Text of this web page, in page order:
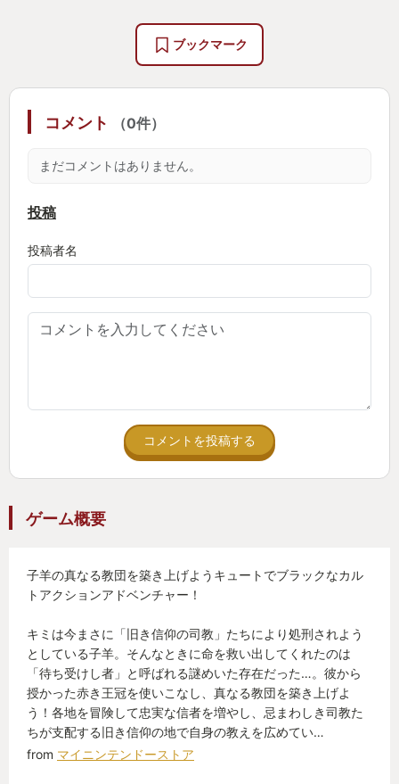
ブックマーク
コメント （0件）
まだコメントはありません。
投稿
投稿者名
コメントを投稿する
ゲーム概要
子羊の真なる教団を築き上げようキュートでブラックなカル
トアクションアドベンチャー！
キミは今まさに「旧き信仰の司教」たちにより処刑されよう
としている子羊。そんなときに命を救い出してくれたのは
「待ち受けし者」と呼ばれる謎めいた存在だった…。彼から
授かった赤き王冠を使いこなし、真なる教団を築き上げよ
う！各地を冒険して忠実な信者を増やし、忌まわしき司教た
ちが支配する旧き信仰の地で自身の教えを広めてい…
from マイニンテンドーストア